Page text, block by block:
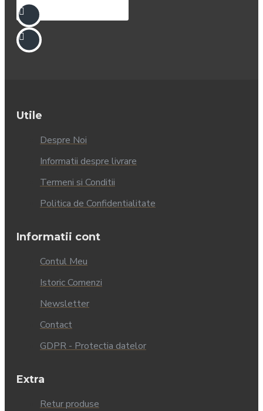
Utile
Despre Noi
Informatii despre livrare
Termeni si Conditii
Politica de Confidentialitate
Informatii cont
Contul Meu
Istoric Comenzi
Newsletter
Contact
GDPR - Protectia datelor
Extra
Retur produse